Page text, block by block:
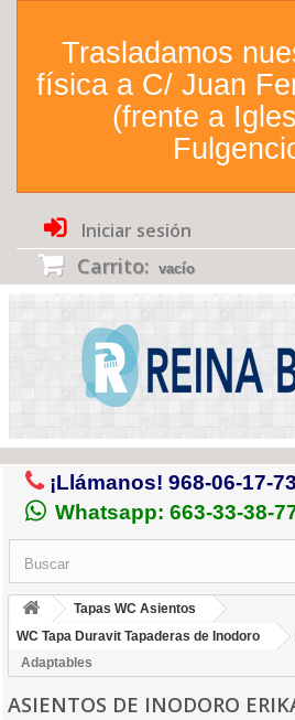
Trasladamos
física a C/ Juan
(frente a
Iniciar sesión
Carrito: vacío
¡Llámanos! 968-06-17-73
Whatsapp: 663-33-38-
Tapas WC Asientos
WC Tapa Duravit Tapaderas de Inodoro
Adaptables
ASIENTOS DE INODORO